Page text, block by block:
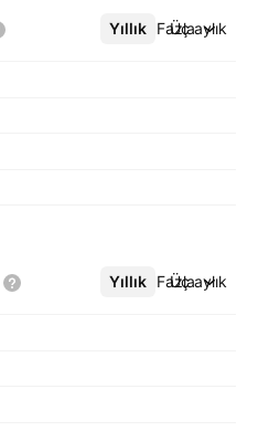
Yıllık Üç aylık
Daha Fazla
Yıllık Üç aylık
Daha Fazla